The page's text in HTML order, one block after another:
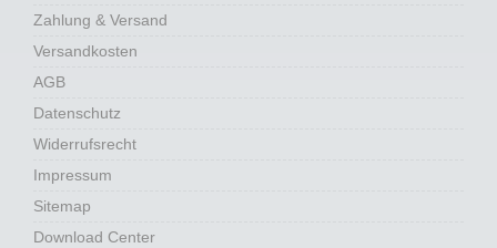
Zahlung & Versand
Versandkosten
AGB
Datenschutz
Widerrufsrecht
Impressum
Sitemap
Download Center